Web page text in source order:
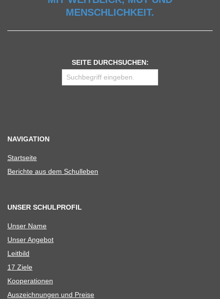
MENSCHLICHKEIT.
SEITE DURCHSUCHEN:
NAVIGATION
Start­seite
Berichte aus dem Schulleben
UNSER SCHULPROFIL
Unser Name
Unser Ange­bot
Leit­bild
17 Ziele
Koope­ra­tio­nen
Aus­zeich­nun­gen und Preise